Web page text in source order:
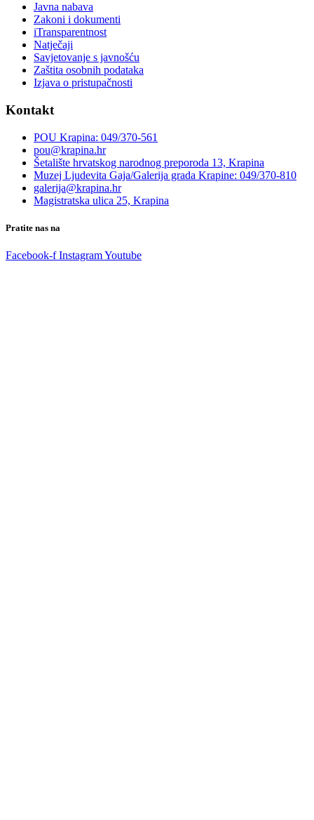
Javna nabava
Zakoni i dokumenti
iTransparentnost
Natječaji
Savjetovanje s javnošću
Zaštita osobnih podataka
Izjava o pristupačnosti
Kontakt
POU Krapina: 049/370-561
pou@krapina.hr
Šetalište hrvatskog narodnog preporoda 13, Krapina
Muzej Ljudevita Gaja/Galerija grada Krapine: 049/370-810
galerija@krapina.hr
Magistratska ulica 25, Krapina
Pratite nas na
Facebook-f InstagramYoutube